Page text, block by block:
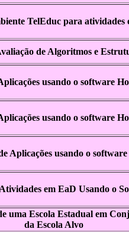
TelEduc para atividades
de Algoritmos e
usando o software
usando o software
Aplicações usando o
em EaD Usando o
uma Escola Estadual em
da Escola Alvo